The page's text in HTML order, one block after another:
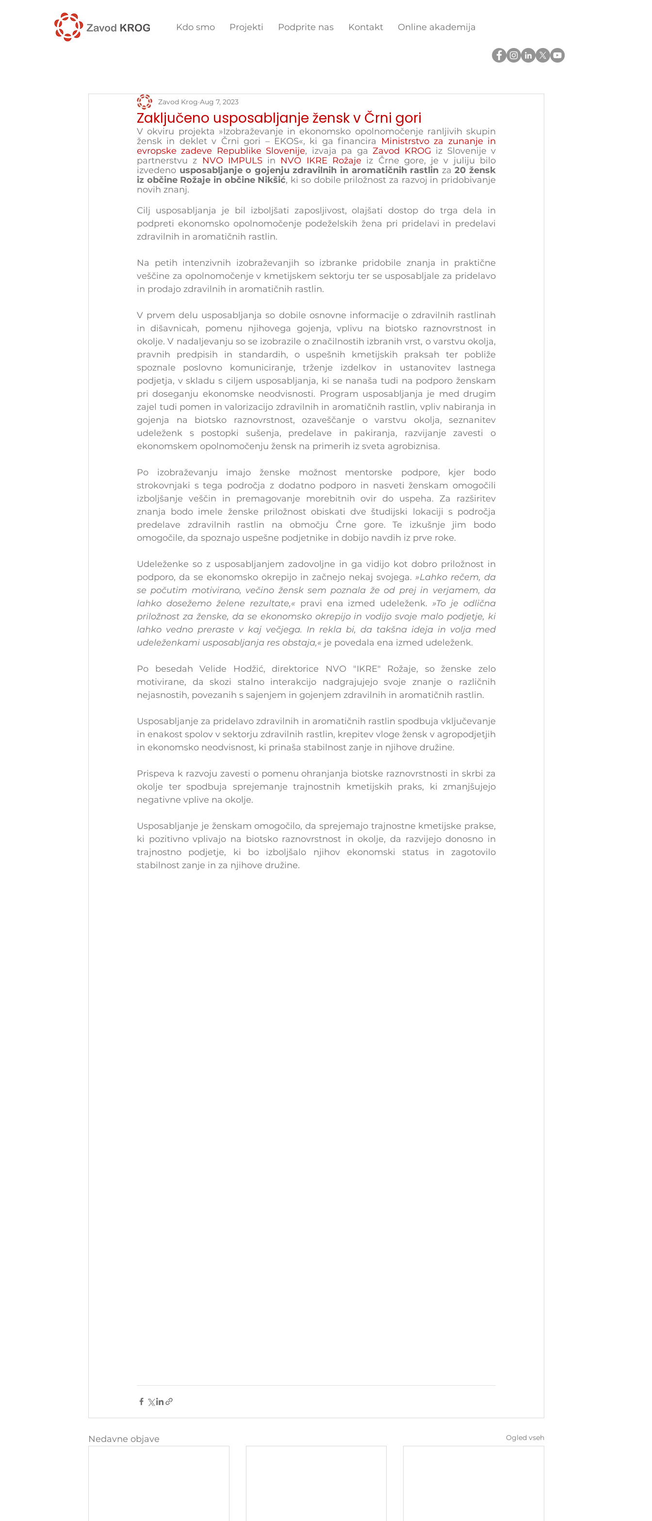
Kdo smo Projekti Podprite nas Kontakt Online akademija
Zaključeno usposabljanje žensk v Črni gori
Zavod Krog Aug 7, 2023
V okviru projekta »Izobraževanje in ekonomsko opolnomočenje ranljivih skupin
žensk in deklet v Črni gori – EKOS«, ki ga financira
Ministrstvo za zunanje in
evropske zadeve Republike Slovenije, izvaja pa ga Zavod KROG iz Slovenije v
partnerstvu z NVO IMPULS in NVO IKRE Rožaje iz Črne gore, je v juliju bilo
izvedeno usposabljanje o gojenju zdravilnih in aromatičnih rastlin za 20 žensk
iz občine Rožaje in občine Nikšić, ki so dobile priložnost za razvoj in pridobivanje
novih znanj.
Cilj usposabljanja je bil izboljšati zaposljivost, olajšati dostop do trga dela in
podpreti ekonomsko opolnomočenje podeželskih žena pri pridelavi in ​​predelavi
zdravilnih in aromatičnih rastlin.
Na petih intenzivnih izobraževanjih so izbranke pridobile znanja in praktične
veščine za opolnomočenje v kmetijskem sektorju ter se usposabljale za pridelavo
in prodajo zdravilnih in aromatičnih rastlin.
V prvem delu usposabljanja so dobile osnovne informacije o zdravilnih rastlinah
in dišavnicah, pomenu njihovega gojenja, vplivu na biotsko raznovrstnost in
okolje. V nadaljevanju so se izobrazile o značilnostih izbranih vrst, o varstvu okolja,
pravnih predpisih in standardih, o uspešnih kmetijskih praksah ter pobliže
spoznale poslovno komuniciranje, trženje izdelkov in ustanovitev lastnega
podjetja, v skladu s ciljem usposabljanja, ki se nanaša tudi na podporo ženskam
pri doseganju ekonomske neodvisnosti. Program usposabljanja je med drugim
zajel tudi pomen in valorizacijo zdravilnih in aromatičnih rastlin, vpliv nabiranja in
gojenja na biotsko raznovrstnost, ozaveščanje o varstvu okolja, seznanitev
udeleženk s postopki sušenja, predelave in pakiranja, razvijanje zavesti o
ekonomskem opolnomočenju žensk na primerih iz sveta agrobiznisa.
Po izobraževanju imajo ženske možnost mentorske podpore, kjer bodo
strokovnjaki s tega področja z dodatno podporo in nasveti ženskam omogočili
izboljšanje veščin in premagovanje morebitnih ovir do uspeha. Za razširitev
znanja bodo imele ženske priložnost obiskati dve študijski lokaciji s področja
predelave zdravilnih rastlin na območju Črne gore. Te izkušnje jim bodo
omogočile, da spoznajo uspešne podjetnike in dobijo navdih iz prve roke.
Udeleženke so z usposabljanjem zadovoljne in ga vidijo kot dobro priložnost in
podporo, da se ekonomsko okrepijo in začnejo nekaj svojega. »Lahko rečem, da
se počutim motivirano, večino žensk sem poznala že od prej in verjamem, da
lahko dosežemo želene rezultate,« pravi ena izmed udeleženk. »To je odlična
priložnost za ženske, da se ekonomsko okrepijo in vodijo svoje malo podjetje, ki
lahko vedno preraste v kaj večjega. In rekla bi, da takšna ideja in volja med
udeleženkami usposabljanja res obstaja,« je povedala ena izmed udeleženk.
Po besedah ​​Velide Hodžić, direktorice NVO "IKRE" Rožaje, so ženske zelo
motivirane, da skozi stalno interakcijo nadgrajujejo svoje znanje o različnih
nejasnostih, povezanih s sajenjem in gojenjem zdravilnih in aromatičnih rastlin.
Usposabljanje za pridelavo zdravilnih in aromatičnih rastlin spodbuja vključevanje
in enakost spolov v sektorju zdravilnih rastlin, krepitev vloge žensk v agropodjetjih
in ekonomsko neodvisnost, ki prinaša stabilnost zanje in njihove družine.
Prispeva k razvoju zavesti o pomenu ohranjanja biotske raznovrstnosti in skrbi za
okolje ter spodbuja sprejemanje trajnostnih kmetijskih praks, ki zmanjšujejo
negativne vplive na okolje.
Usposabljanje je ženskam omogočilo, da sprejemajo trajnostne kmetijske prakse,
ki pozitivno vplivajo na biotsko raznovrstnost in okolje, da razvijejo donosno in
trajnostno podjetje, ki bo izboljšalo njihov ekonomski status in zagotovilo
stabilnost zanje in za njihove družine.
Nedavne objave Ogled vseh